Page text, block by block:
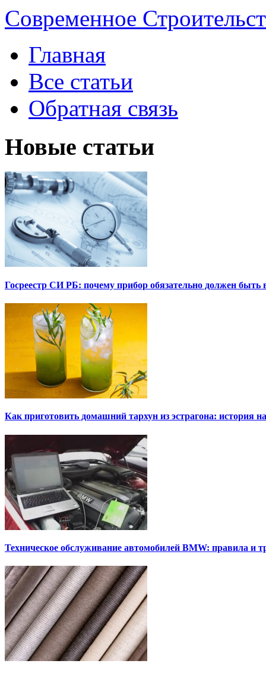
Современное
Главная
Все статьи
Обратная связь
Новые статьи
Госреестр СИ РБ: почему прибор обязательно должен быть
Как приготовить домашний тархун из эстрагона: история
Техническое обслуживание автомобилей BMW: правила и